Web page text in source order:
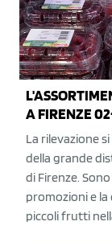
A FIRENZE
La rilevazione
della grande
di Firenze.
promozioni e
piccoli frutti